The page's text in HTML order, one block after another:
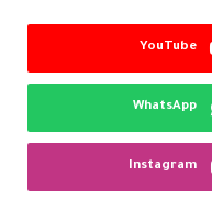
YouTube
WhatsApp
Instagram